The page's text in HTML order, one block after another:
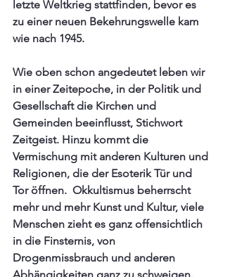
letzte Weltkrieg stattfinden, bevor es
zu einer neuen Bekehrungswelle kam
wie nach 1945.
Wie oben schon angedeutet leben wir
in einer Zeitepoche, in der Politik und
Gesellschaft die Kirchen und
Gemeinden beeinflusst, Stichwort
Zeitgeist. Hinzu kommt die
Vermischung mit anderen Kulturen und
Religionen, die der Esoterik Tür und
Tor öffnen.  Okkultismus beherrscht
mehr und mehr Kunst und Kultur, viele
Menschen zieht es ganz offensichtlich
in die Finsternis, von
Drogenmissbrauch und anderen